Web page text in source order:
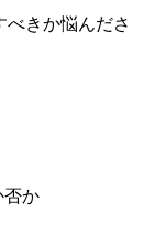
きか悩んださ
否か